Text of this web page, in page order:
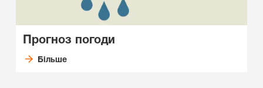
Прогноз погоди
Більше